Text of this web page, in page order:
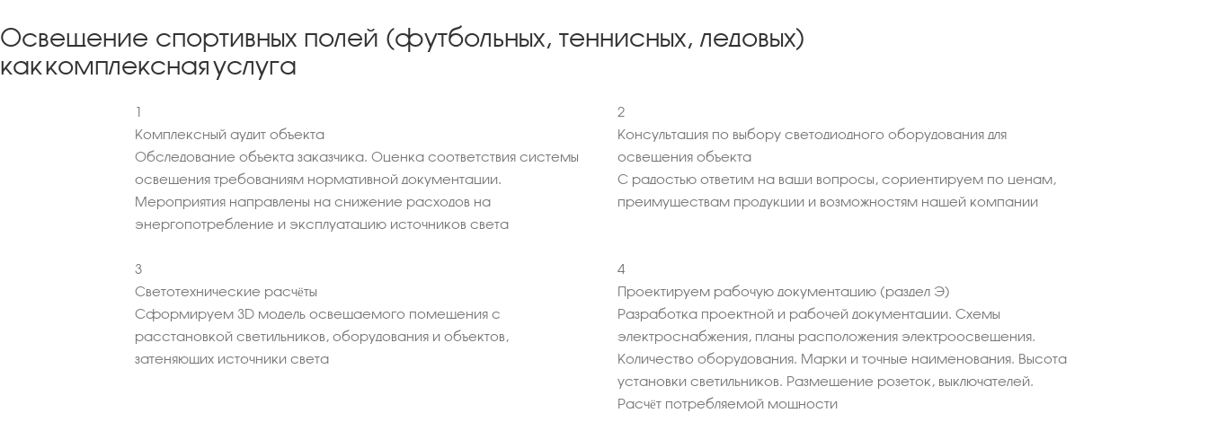
Освещение спортивных полей (футбольных, теннисных, ледовых)
как комплексная услуга
1
Комплексный аудит объекта
Обследование объекта заказчика. Оценка соответствия системы
освещения требованиям нормативной документации.
Мероприятия направлены на снижение расходов на
энергопотребление и эксплуатацию источников света
2
Консультация по выбору светодиодного оборудования для
освещения объекта
С радостью ответим на ваши вопросы, сориентируем по ценам,
преимуществам продукции и возможностям нашей компании
3
Светотехнические расчёты
Сформируем 3D модель освещаемого помещения с
расстановкой светильников, оборудования и объектов,
затеняющих источники света
4
Проектируем рабочую документацию (раздел Э)
Разработка проектной и рабочей документации. Схемы
электроснабжения, планы расположения электроосвещения.
Количество оборудования. Марки и точные наименования. Высота
установки светильников. Размещение розеток, выключателей.
Расчёт потребляемой мощности